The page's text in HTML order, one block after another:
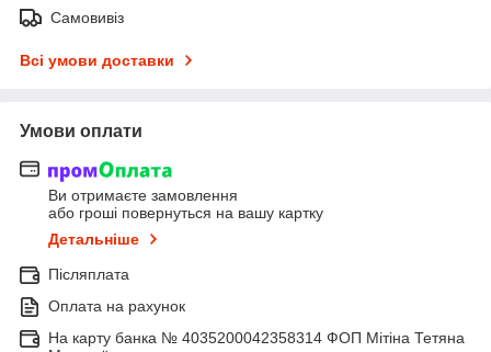
Самовивіз
Всі умови доставки
Умови оплати
Ви отримаєте замовлення
або гроші повернуться на вашу картку
Детальніше
Післяплата
Оплата на рахунок
На карту банка № 4035200042358314 ФОП Мітіна Тетяна